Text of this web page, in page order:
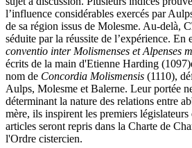
l’influence considérables exercés par
de sa région issus de Molesme. Au-delà,
séduite par la réussite de l’expérience. En
conventio inter Molismenses et Alpenses
écrits de la main d'Etienne Harding
nom de Concordia Molismensis (1110),
Aulps, Molesme et Balerne. Leur portée
déterminant la nature des relations entre
mère, ils inspirent les premiers législateurs
articles seront repris dans la Charte de
l'Ordre cistercien.